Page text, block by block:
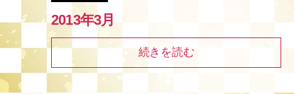
2013年3月
続きを読む